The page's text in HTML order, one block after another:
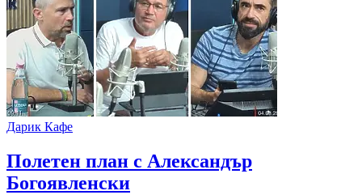
Дарик Кафе
Полетен план с Александър
Богоявленски